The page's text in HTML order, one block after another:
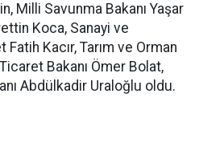
Milli Savunma Bakanı Yaşar
Koca, Sanayi ve
Kacır, Tarım ve Orman
Bakanı Ömer Bolat,
Abdülkadir Uraloğlu oldu.